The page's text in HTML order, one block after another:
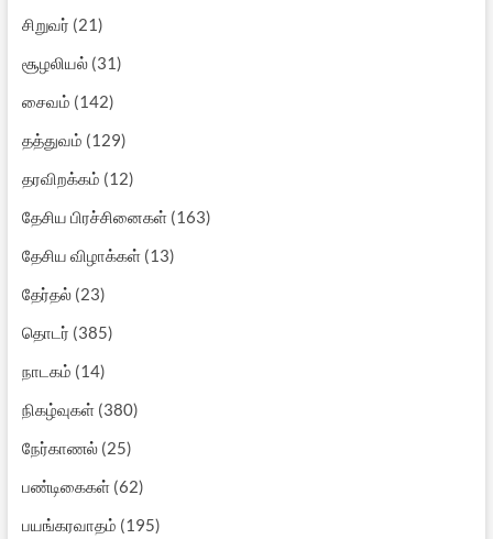
சிறுவர் (21)
சூழலியல்(31)
சைவம் (142)
தத்துவம் (129)
தரவிறக்கம் (12)
தேசிய பிரச்சினைகள்(163)
தேசிய விழாக்கள்(13)
தேர்தல்(23)
தொடர் (385)
நாடகம் (14)
நிகழ்வுகள்(380)
நேர்காணல்(25)
பண்டிகைகள்(62)
பயங்கரவாதம் (195)